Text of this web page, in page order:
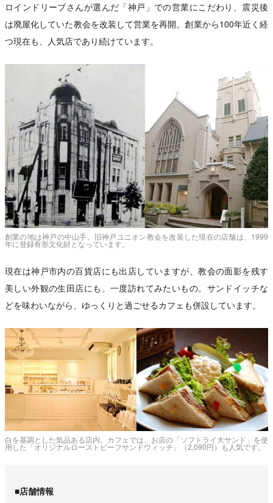
ロインドリーブさんが選んだ「神戸」での営業にこだわり、震災後
は廃屋化していた教会を改装して営業を再開。創業から100年近く経
つ現在も、人気店であり続けています。
創業の地は神戸の中山手。旧神戸ユニオン教会を改装した現在の店舗は、1999
年に登録有形文化財となっています。
現在は神戸市内の百貨店にも出店していますが、教会の面影を残す
美しい外観の生田店にも、一度訪れてみたいもの。サンドイッチな
どを味わいながら、ゆっくりと過ごせるカフェも併設しています。
白を基調とした気品ある店内。カフェでは、お店の「ソフトライ大サンド」を使
用した「オリジナルローストビーフサンドウィッチ」（2,090円）も人気です。
■店舗情報